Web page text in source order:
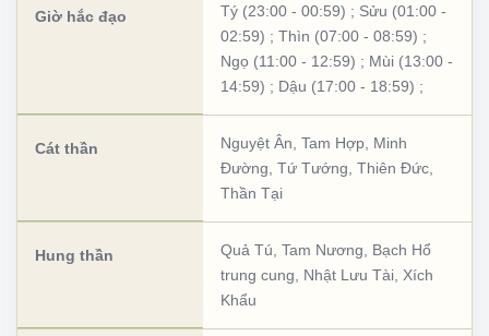
Giờ hắc đạo Tý (23:00 - 00:59) ; Sửu (01:00 -
02:59) ; Thìn (07:00 - 08:59) ;
Ngọ (11:00 - 12:59) ; Mùi (13:00 -
14:59) ; Dậu (17:00 - 18:59) ;
Cát thần Nguyệt Ân Tam Hợp Minh
Đường Tứ Tướng Thiên Đức
Thần Tại
Hung thần Quả Tú Tam Nương
Bạch Hổ
trung cung
Nhật Lưu Tài Xích
Khẩu